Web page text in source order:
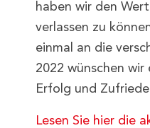
haben wir den
verlassen zu
einmal an die
2022 wünschen
Erfolg und
Lesen Sie hier die